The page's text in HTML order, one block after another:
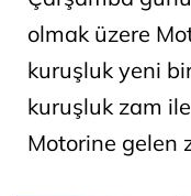
olmak üzere
kuruşluk yeni
kuruşluk zam
Motorine gelen